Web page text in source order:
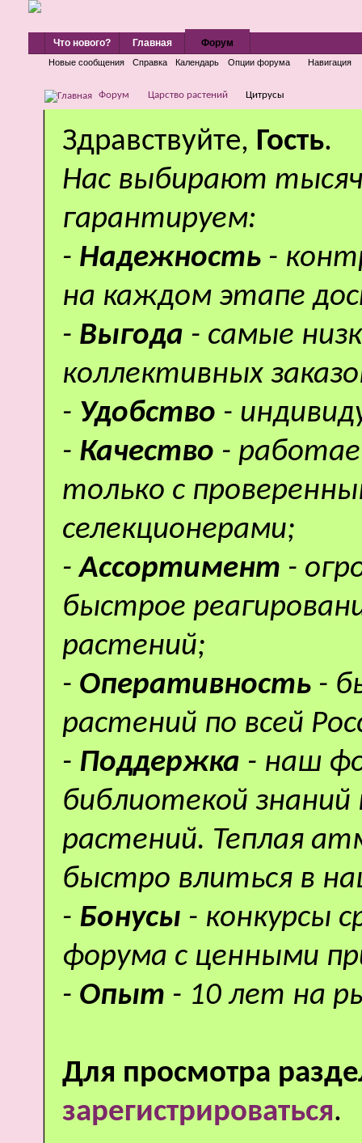
Что нового? Главная Форум
Новые сообщения Справка Календарь Опции форума Навигация
Форум Царство растений Цитрусы
Здравствуйте, Гость.
Нас выбирают
гарантируем:
- Надежность -
на каждом этапе
- Выгода - самые
коллективных
- Удобство -
- Качество -
только с
селекционерами;
-Ассортимент -
быстрое
растений;
- Оперативность -
растений по всей
- Поддержка - наш
библиотекой
растений. Теплая
быстро влиться в
- Бонусы - конкурсы
форума с ценными
- Опыт - 10 лет на
Для просмотра
зарегистрироваться.